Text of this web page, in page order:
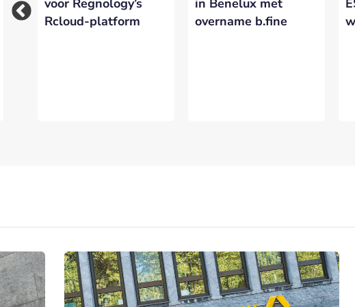
voor Regnology’s
Rcloud-platform
in Benelux met
overname b.fine